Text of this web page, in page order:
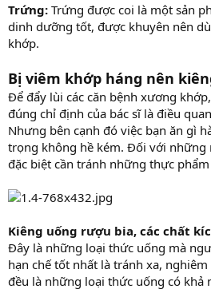
Trứng: Trứng được coi là một sản
dinh dưỡng tốt, được khuyên nên
khớp.
Bị viêm khớp háng nên
Để đẩy lùi các căn bệnh xương
đúng chỉ định của bác sĩ là điều
Nhưng bên cạnh đó việc bạn ăn gì
trọng không hề kém. Đối với những
đặc biệt cần tránh những thực phẩm
Kiêng uống rượu bia, các chất
Đây là những loại thức uống mà
hạn chế tốt nhất là tránh xa,
đều là những loại thức uống có khả